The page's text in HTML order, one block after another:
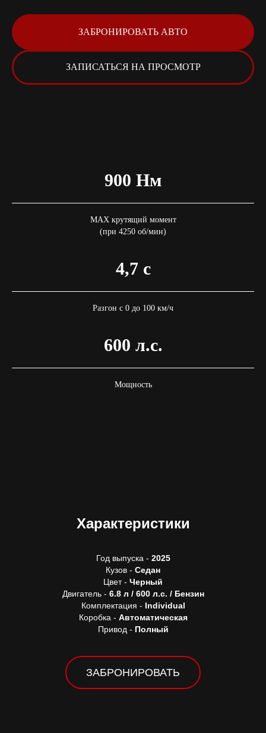
ЗАБРОНИРОВАТЬ АВТО
ЗАПИСАТЬСЯ НА ПРОСМОТР
900 Нм
MAX крутящий момент
(при 4250 об/мин)
4,7 с
Разгон с 0 до 100 км/ч
600 л.с.
Мощность
Год выпуска - 2025
Кузов - Седан
Цвет - Черный
Двигатель - 6.8 л / 600 л.с. / Бензин
Комплектация - Individual
Коробка - Автоматическая
Привод - Полный
ЗАБРОНИРОВАТЬ
Характеристики